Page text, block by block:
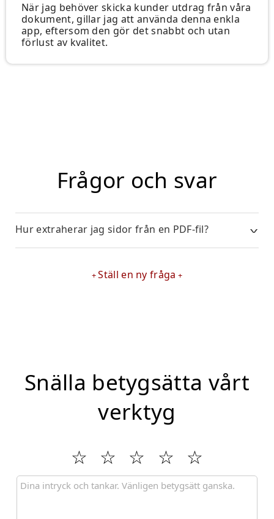
När jag behöver skicka kunder utdrag från våra
dokument, gillar jag att använda denna enkla
app, eftersom den gör det snabbt och utan
förlust av kvalitet.
Frågor och svar
Hur extraherar jag sidor från en PDF-fil?
Ställ en ny fråga
Snälla betygsätta vårt
verktyg